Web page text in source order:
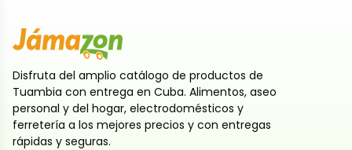
Disfruta del amplio catálogo de productos de
Tuambia con entrega en Cuba. Alimentos, aseo
personal y del hogar, electrodomésticos y
ferretería a los mejores precios y con entregas
rápidas y seguras.